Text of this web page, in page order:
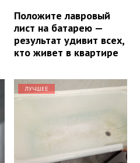
Положите лавровый
лист на батарею —
результат удивит всех,
кто живет в квартире
ЛУЧШЕЕ